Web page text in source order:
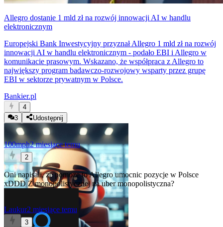
Allegro dostanie 1 mld zł na rozwój innowacji AI w handlu
elektronicznym
Europejski Bank Inwestycyjny przyznał Allegro 1 mld zł na rozwój
innowacji AI w handlu elektronicznym - podało EBI i Allegro w
komunikacie prasowym. Wskazano, że współpraca z Allegro to
największy program badawczo-rozwojowy wsparty przez grupę
EBI w sektorze prywatnym w Polsce.
Bankier.pl
4
3
Udostępnij
100mph2 miesiące temu
2
Oni napisali, ze pomoze to Allegro umocnic pozycje w Polsce
xDDD Z monopolistycznej na uber monopolistyczna?
Laukur2 miesiące temu
3